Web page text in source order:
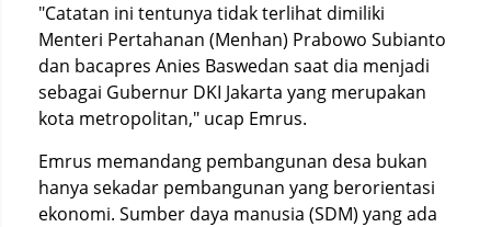
"Catatan ini tentunya tidak terlihat dimiliki
Menteri Pertahanan (Menhan) Prabowo Subianto
dan bacapres Anies Baswedan saat dia menjadi
sebagai Gubernur DKI Jakarta yang merupakan
kota metropolitan," ucap Emrus.
Emrus memandang pembangunan desa bukan
hanya sekadar pembangunan yang berorientasi
ekonomi. Sumber daya manusia (SDM) yang ada